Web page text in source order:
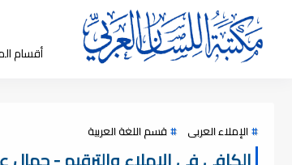
أقسام
الإملاء العربى قسم اللغة العربية